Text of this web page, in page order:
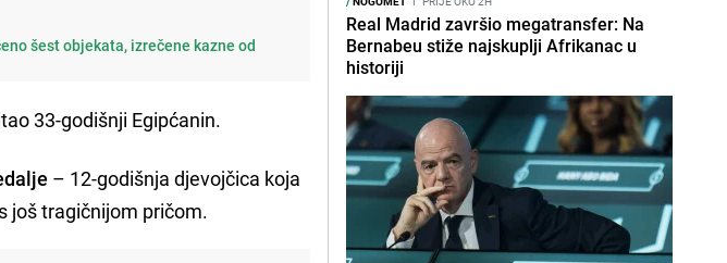
šest objekata, izrečene kazne od
33-godišnji Egipćanin.
– 12-godišnja djevojčica koja
još tragičnijom pričom.
Real Madrid završio megatransfer: Na
Bernabeu stiže najskuplji Afrikanac u
historiji